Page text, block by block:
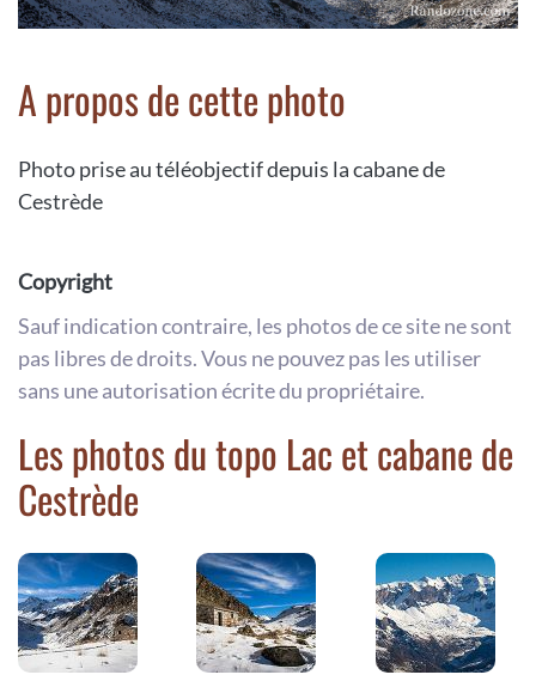
A propos de cette photo
Photo prise au téléobjectif depuis la cabane de
Cestrède
Copyright
Sauf indication contraire, les photos de ce site ne sont
pas libres de droits. Vous ne pouvez pas les utiliser
sans une autorisation écrite du propriétaire.
Les photos du topo Lac et cabane de
Cestrède